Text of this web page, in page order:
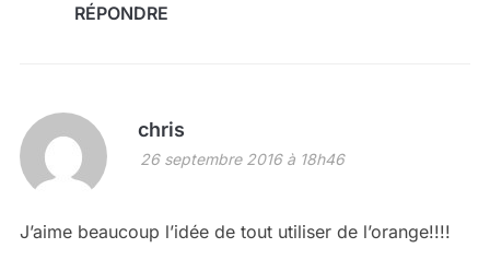
RÉPONDRE
chris
26 septembre 2016 à 18h46
J’aime beaucoup l’idée de tout utiliser de l’orange!!!!